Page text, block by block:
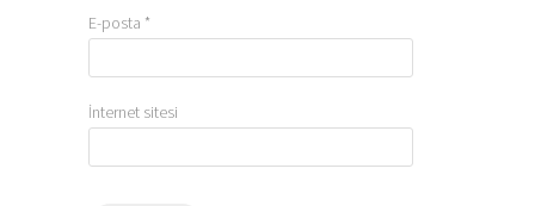
E-posta *
İnternet sitesi